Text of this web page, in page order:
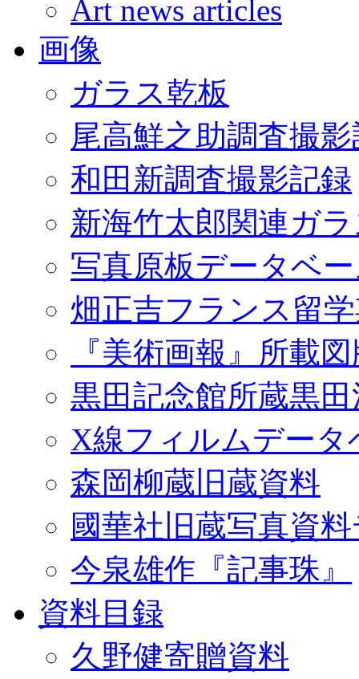
Art news articles
画像
ガラス乾板
尾高鮮之助調査撮
和田新調査撮影記録
新海竹太郎関連ガ
写真原板データベ
畑正吉フランス留
『美術画報』所載
黒田記念館所蔵黒
X線フィルムデータ
森岡柳蔵旧蔵資料
國華社旧蔵写真資
今泉雄作『記事珠』
資料目録
久野健寄贈資料